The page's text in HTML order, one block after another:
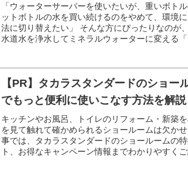
「ウォーターサーバーを使いたいが、重いボト
ットボトルの水を買い続けるのをやめて、環境
法に切り替えたい」 そんな方にぴったりなのが
水道水を浄水してミネラルウォーターに変える「
【PR】タカラスタンダードのショー
でもっと便利に使いこなす方法を解説
キッチンやお風呂、トイレのリフォーム・新築
を見て触れて確かめられるショールームは欠か
事では、タカラスタンダードのショールームの
ト、お得なキャンペーン情報までわかりやすくご